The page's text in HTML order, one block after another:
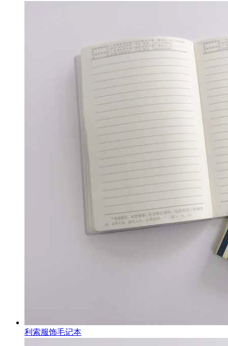
利索服饰毛记本